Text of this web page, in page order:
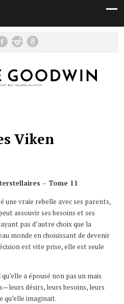
Viken
– Tome 11
vraie rebelle avec ses parents,
assouvir ses besoins et ses
pas d’autre choix que la
monde en choisissant de devenir
est vite prise, elle est seule
a épousé non pas un mais
désirs, leurs besoins, leurs
qu’elle imaginait.